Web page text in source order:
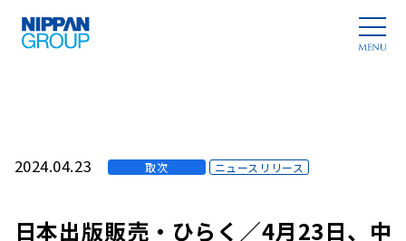
2024.04.23 取次 ニュースリリース
日本出版販売・ひらく／4月23日、中